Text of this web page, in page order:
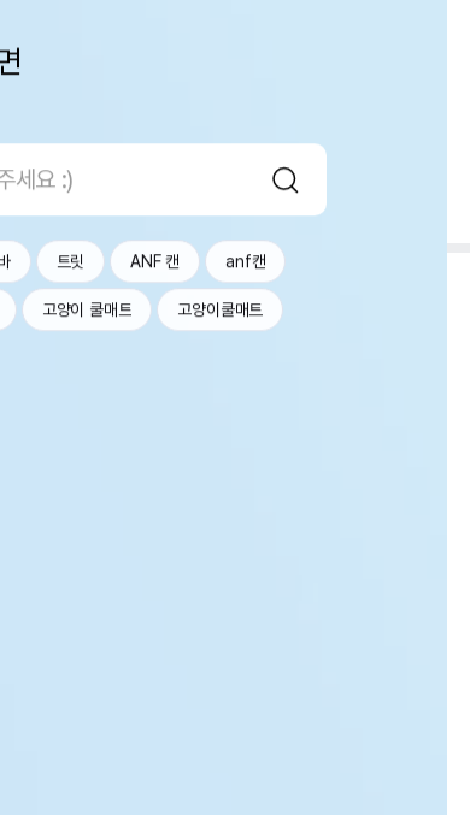
트릿 ANF 캔 anf캔
고양이 쿨매트 고양이쿨매트